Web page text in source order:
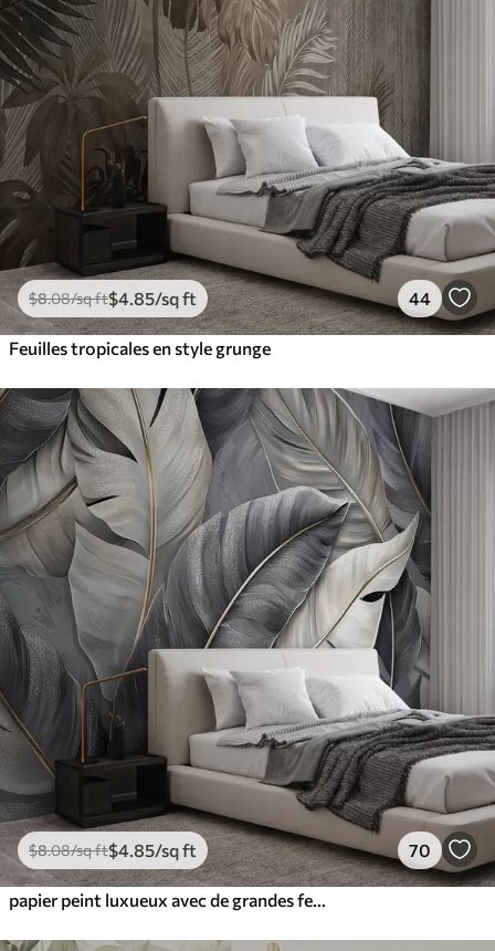
$8.08/sq ft$4 .85/sq ft 44
Feuilles tropicales en style grunge
$8.08/sq ft$4 .85/sq ft 70